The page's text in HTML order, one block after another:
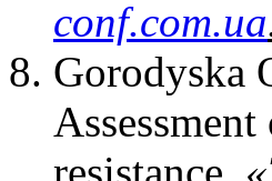
conf.com.ua
Gorodyska
resistance.